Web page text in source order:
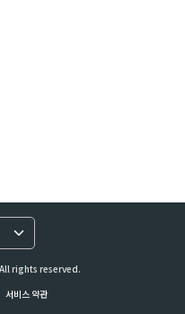
rights reserved.
서비스 약관